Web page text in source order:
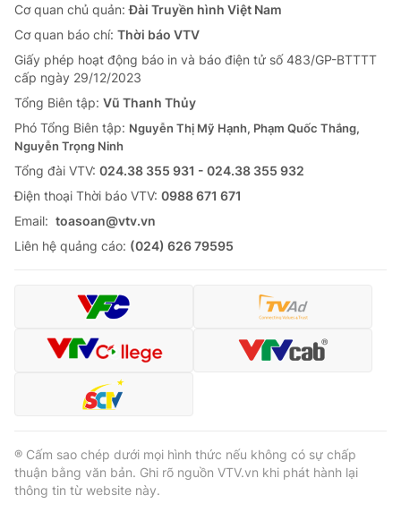
Cơ quan chủ quản:Đài Truyền hình Việt Nam
Cơ quan báo chí: Thời báo VTV
Giấy phép hoạt động báo in và báo điện tử số 483/GP-BTTTT
cấp ngày 29/12/2023
Tổng Biên tập: Vũ Thanh Thủy
Phó Tổng Biên tập: Nguyễn Thị Mỹ Hạnh, Phạm Quốc Thắng,
Nguyễn Trọng Ninh
Tổng đài VTV: 024.38 355 931 - 024.38 355 932
Ðiện thoại Thời báo VTV: 0988 671 671
Email: toasoan@vtv.vn
Liên hệ quảng cáo: (024) 626 79595
® Cấm sao chép dưới mọi hình thức nếu không có sự chấp
thuận bằng văn bản. Ghi rõ nguồn VTV.vn khi phát hành lại
thông tin từ website này.